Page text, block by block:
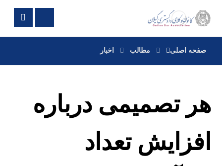
صفحه اصلی مطالب اخبار
هر تصمیمی درباره
افزایش تعداد